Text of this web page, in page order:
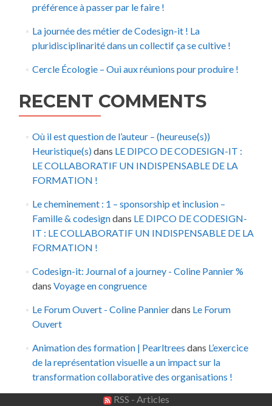
préférence à passer par le faire !
La journée des métier de Codesign-it ! La
pluridisciplinarité dans un collectif ça se cultive !
Cercle Écologie – Oui aux réunions pour produire !
RECENT COMMENTS
Où il est question de l’auteur – (heureuse(s))
Heuristique(s)dans LE DIPCO DE CODESIGN-IT :
LE COLLABORATIF UN INDISPENSABLE DE LA
FORMATION !
Le cheminement : 1 – sponsorship et inclusion –
Famille & codesigndans LE DIPCO DE CODESIGN-
IT : LE COLLABORATIF UN INDISPENSABLE DE LA
FORMATION !
Codesign-it: Journal of a journey - Coline Pannier %
dans Voyage en congruence
Le Forum Ouvert - Coline Pannierdans Le Forum
Ouvert
Animation des formation | Pearltrees dans L’exercice
de la représentation visuelle a un impact sur la
transformation collaborative des organisations !
RSS - Articles